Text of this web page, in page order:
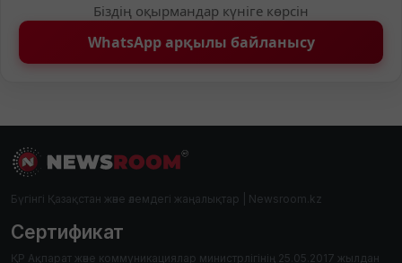
Біздің оқырмандар күніге көрсін
WhatsApp арқылы байланысу
Бүгінгі Қазақстан және әлемдегі жаңалықтар | Newsroom.kz
Сертификат
ҚР Ақпарат және коммуникациялар министрлігінің 25.05.2017 жылдан